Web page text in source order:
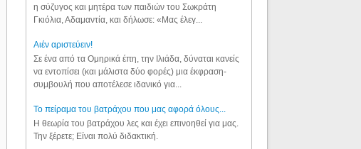
η σύζυγος και μητέρα των παιδιών του Σωκράτη
Γκιόλια, Αδαμαντία, και δήλωσε: «Μας έλεγ...
Aιέν αριστεύειν!
Σε ένα από τα Ομηρικά έπη, την Ιλιάδα, δύναται κανείς
να εντοπίσει (και μάλιστα δύο φορές) μια έκφραση-
συμβουλή που αποτέλεσε ιδανικό για...
Το πείραμα του βατράχου που μας αφορά όλους...
Η θεωρία του βατράχου λες και έχει επινοηθεί για μας.
Την ξέρετε; Είναι πολύ διδακτική.